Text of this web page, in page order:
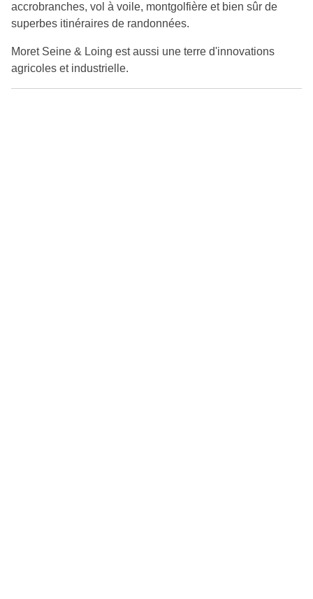
accrobranches, vol à voile, montgolfière et bien sûr de
superbes itinéraires de randonnées.
Moret Seine & Loing est aussi une terre d'innovations
agricoles et industrielle.